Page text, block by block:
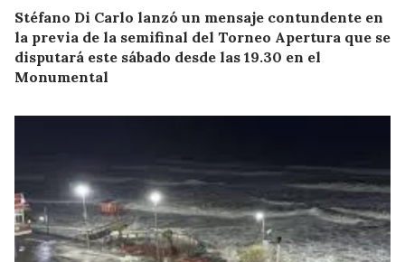
Stéfano Di Carlo lanzó un mensaje contundente en
la previa de la semifinal del Torneo Apertura que se
disputará este sábado desde las 19.30 en el
Monumental